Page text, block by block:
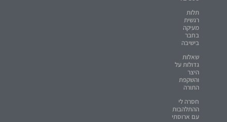
תלות
רגשית
מעיקה
בחבר
בישיבה
שאלות
גדולות על
היצר
והשקפת
התורה
חסרה לי
ההתלהבות
עם ארוסתי